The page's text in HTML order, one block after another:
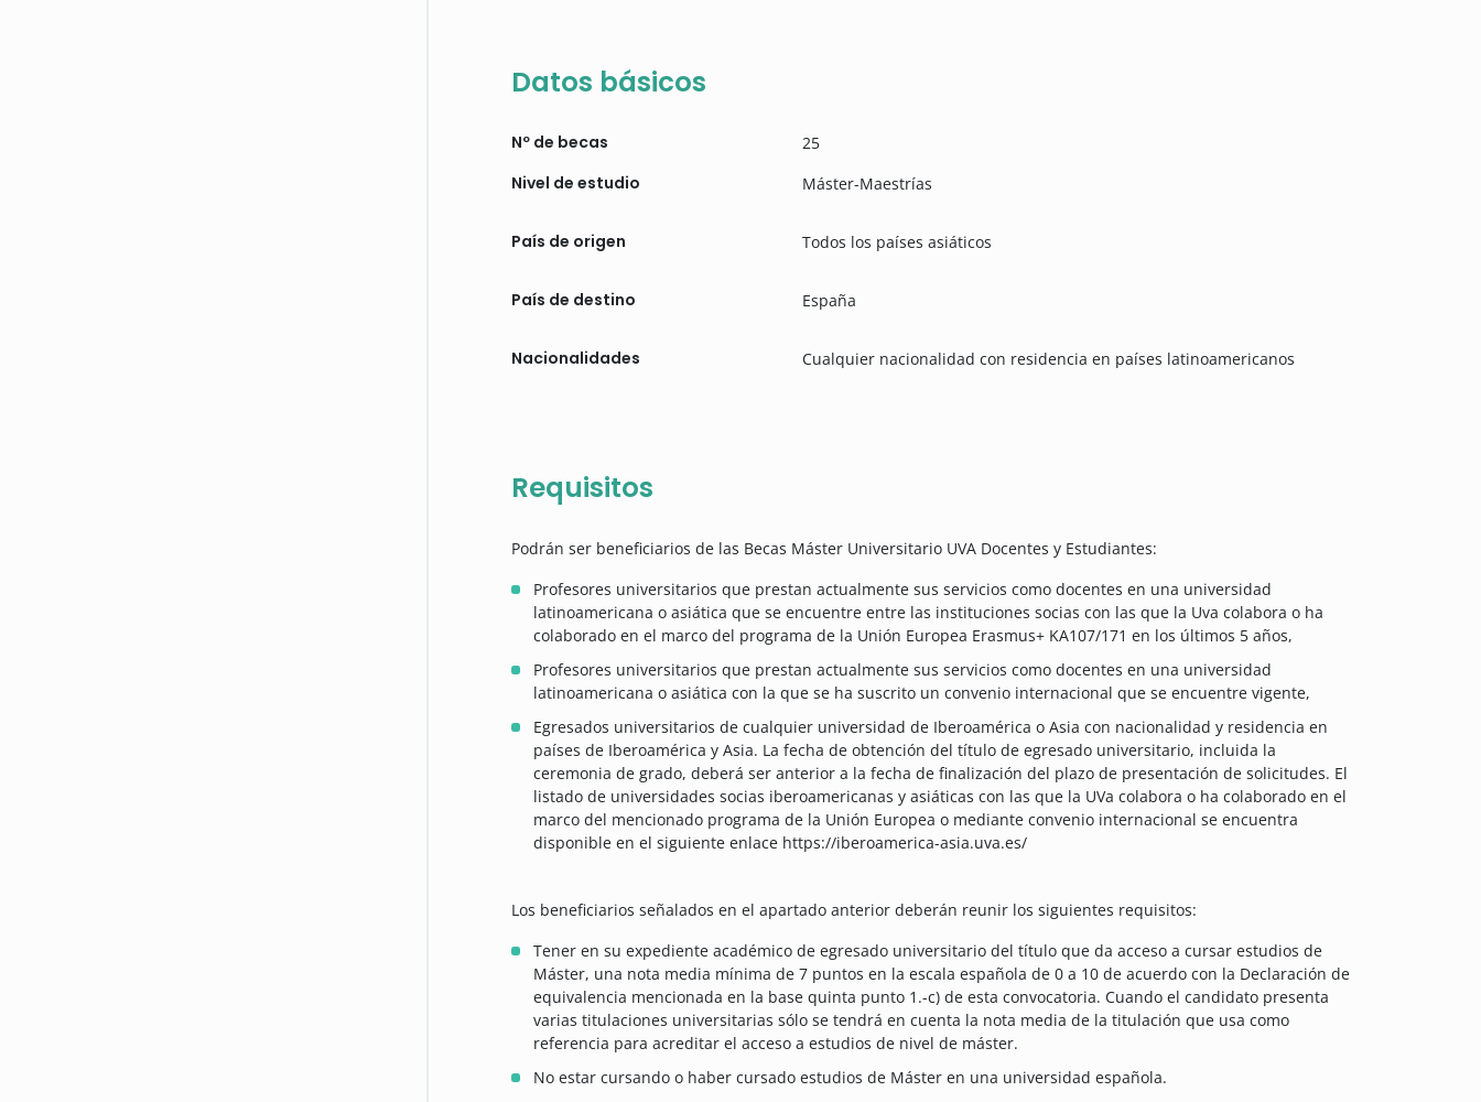
Datos básicos
Nº de becas 25
Nivel de estudio Máster-Maestrías
País de origen Todos los países asiáticos
País de destino España
Nacionalidades Cualquier nacionalidad con residencia en países latinoamericanos
Requisitos
Podrán ser beneficiarios de las Becas Máster Universitario UVA Docentes y Estudiantes:
Profesores universitarios que prestan actualmente sus servicios como docentes en una universidad
latinoamericana o asiática que se encuentre entre las instituciones socias con las que la Uva colabora o ha
colaborado en el marco del programa de la Unión Europea Erasmus+ KA107/171 en los últimos 5 años,
Profesores universitarios que prestan actualmente sus servicios como docentes en una universidad
latinoamericana o asiática con la que se ha suscrito un convenio internacional que se encuentre vigente,
Egresados universitarios de cualquier universidad de Iberoamérica o Asia con nacionalidad y residencia en
países de Iberoamérica y Asia. La fecha de obtención del título de egresado universitario, incluida la
ceremonia de grado, deberá ser anterior a la fecha de finalización del plazo de presentación de solicitudes. El
listado de universidades socias iberoamericanas y asiáticas con las que la UVa colabora o ha colaborado en el
marco del mencionado programa de la Unión Europea o mediante convenio internacional se encuentra
disponible en el siguiente enlace https://iberoamerica-asia.uva.es/
Los beneficiarios señalados en el apartado anterior deberán reunir los siguientes requisitos:
Tener en su expediente académico de egresado universitario del título que da acceso a cursar estudios de
Máster, una nota media mínima de 7 puntos en la escala española de 0 a 10 de acuerdo con la Declaración de
equivalencia mencionada en la base quinta punto 1.-c) de esta convocatoria. Cuando el candidato presenta
varias titulaciones universitarias sólo se tendrá en cuenta la nota media de la titulación que usa como
referencia para acreditar el acceso a estudios de nivel de máster.
No estar cursando o haber cursado estudios de Máster en una universidad española.